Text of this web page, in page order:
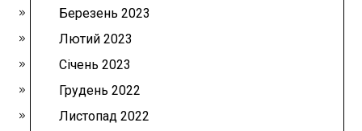
Березень 2023
Лютий 2023
Січень 2023
Грудень 2022
Листопад 2022